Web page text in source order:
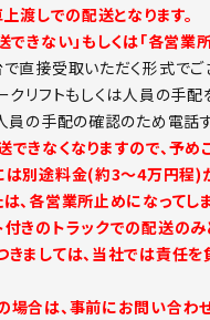
渡しでの配送となります。
きない」もしくは「各営業
直接受取いただく形式でご
クリフトもしくは人員の手
員の手配の確認のため電話
きなくなりますので、予め
別途料金(約3～4万円程)
、各営業所止めになってし
きのトラックでの配送のみ
ましては、当社では責任を
合は、事前にお問い合わせ